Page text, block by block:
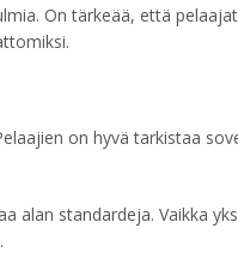
On tärkeää, että
on hyvä tarkistaa
standardeja. Vaikka